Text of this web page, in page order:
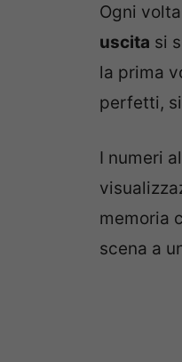
Ogni
uscita si
la prima
perfetti,
I numeri
memoria
scena a